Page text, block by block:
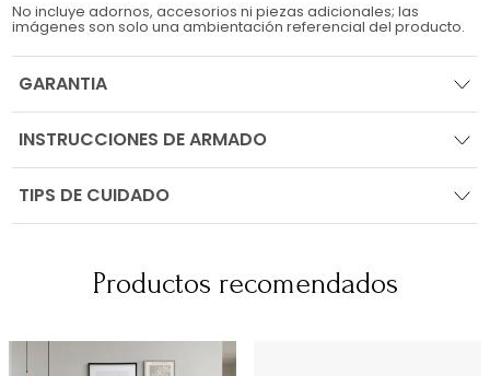
No incluye adornos, accesorios ni piezas adicionales; las
imágenes son solo una ambientación referencial del producto.
GARANTIA
INSTRUCCIONES DE ARMADO
TIPS DE CUIDADO
Productos recomendados